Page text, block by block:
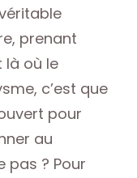
prenant
là où le
c’est que
pour
au
pas ? Pour